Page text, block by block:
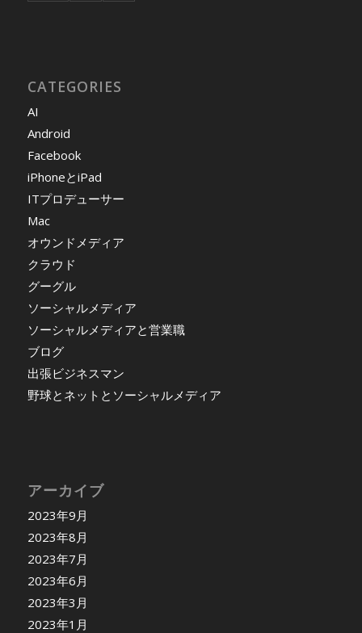
CATEGORIES
AI
Android
Facebook
iPhoneとiPad
ITプロデューサー
Mac
オウンドメディア
クラウド
グーグル
ソーシャルメディア
ソーシャルメディアと営業職
ブログ
出張ビジネスマン
野球とネットとソーシャルメディア
アーカイブ
2023年9月
2023年8月
2023年7月
2023年6月
2023年3月
2023年1月